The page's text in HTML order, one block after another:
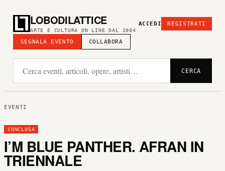
LOBODILATTICE
ARTE E CULTURA ON LINE DAL 2004
SEGNALA EVENTO COLLABORA
ACCEDI REGISTRATI
CERCA
EVENTI
CONCLUSA
I’M BLUE PANTHER. AFRAN IN
TRIENNALE